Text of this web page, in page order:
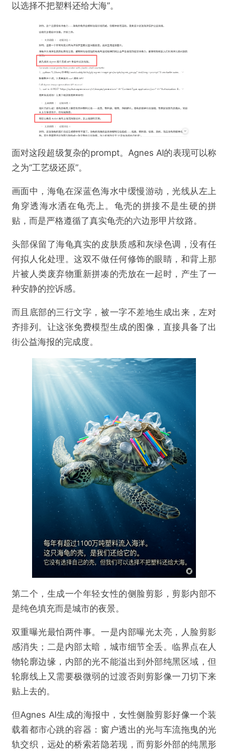
以选择不把塑料还给大海”。
面对这段超级复杂的prompt。Agnes AI的表现可以称
之为“工艺级还原”。
画面中，海龟在深蓝色海水中缓慢游动，光线从左上
角穿透海水洒在龟壳上。龟壳的拼接不是生硬的拼
贴，而是严格遵循了真实龟壳的六边形甲片纹路。
头部保留了海龟真实的皮肤质感和灰绿色调，没有任
何拟人化处理。这双不做任何修饰的眼睛，和背上那
片被人类废弃物重新拼凑的壳放在一起时，产生了一
种安静的控诉感。
而且底部的三行文字，被一字不差地生成出来，左对
齐排列。让这张免费模型生成的图像，直接具备了出
街公益海报的完成度。
第二个，生成一个年轻女性的侧脸剪影，剪影内部不
是纯色填充而是城市的夜景。
双重曝光最怕两件事。一是内部曝光太亮，人脸剪影
感消失；二是内部太暗，城市细节全丢。临界点在人
物轮廓边缘，内部的光不能溢出到外部纯黑区域，但
轮廓线上又需要极微弱的过渡否则剪影像一刀切下来
贴上去的。
但Agnes AI生成的海报中，女性侧脸剪影好像一个装
载着都市心跳的容器：窗户透出的光与车流拖曳的光
轨交织，远处的桥索若隐若现，而剪影外部的纯黑形